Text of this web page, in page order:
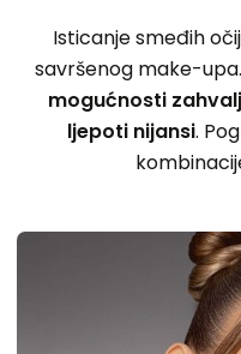
Isticanje smeđih
savršenog make-
mogućnosti
ljepoti nijansi.